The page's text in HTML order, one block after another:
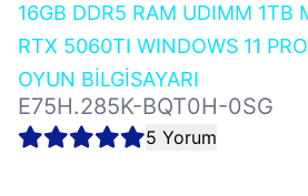
16GB DDR5 RAM UDIMM 1TB
RTX 5060TI WINDOWS 11
OYUN BİLGİSAYARI
E75H.285K-BQT0H-0SG
5 Yorum